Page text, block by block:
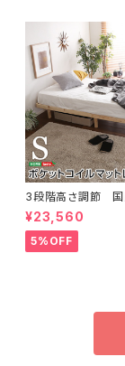
3段階高さ調節 国
きすのこベッド 【
ナ-】(ポケットコイル
トレス付き) シン
RM-S
¥23,560
5%OFF